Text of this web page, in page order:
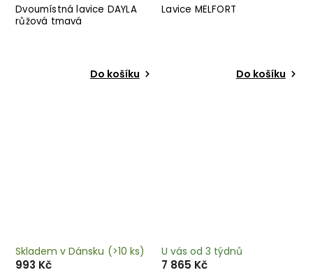
Dvoumístná lavice DAYLA
růžová tmavá
Do košíku
Lavice MELFORT
Do košíku
Skladem v Dánsku (>10 ks)
993 Kč
U vás od 3 týdnů
7 865 Kč